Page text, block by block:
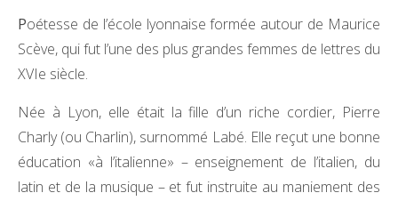
Poétesse de l’école lyonnaise formée autour de Maurice
Scève, qui fut l’une des plus grandes femmes de lettres du
XVIe siècle.
Née à Lyon, elle était la fille d’un riche cordier, Pierre
Charly (ou Charlin), surnommé Labé. Elle reçut une bonne
éducation «à l’italienne» – enseignement de l’italien, du
latin et de la musique – et fut instruite au maniement des